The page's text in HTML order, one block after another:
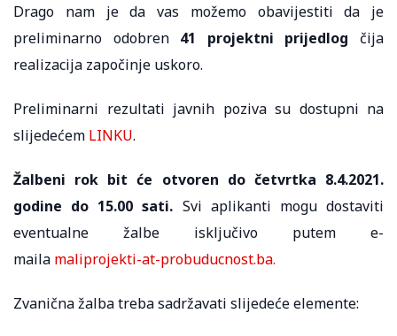
Drago nam je da vas možemo obavijestiti da je
preliminarno odobren 41 projektni prijedlog čija
realizacija započinje uskoro.
Preliminarni rezultati javnih poziva su dostupni na
slijedećem LINKU.
Žalbeni rok bit će otvoren do četvrtka 8.4.2021.
godine do 15.00 sati. Svi aplikanti mogu dostaviti
eventualne žalbe isključivo putem e-
maila maliprojekti-at-probuducnost.ba.
Zvanična žalba treba sadržavati slijedeće elemente: